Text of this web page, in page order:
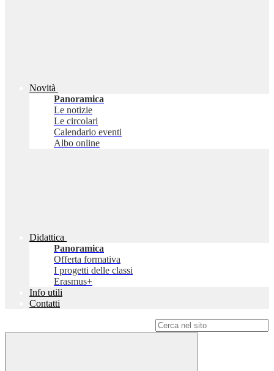
Novità
Panoramica
Le notizie
Le circolari
Calendario eventi
Albo online
Didattica
Panoramica
Offerta formativa
I progetti delle classi
Erasmus+
Info utili
Contatti